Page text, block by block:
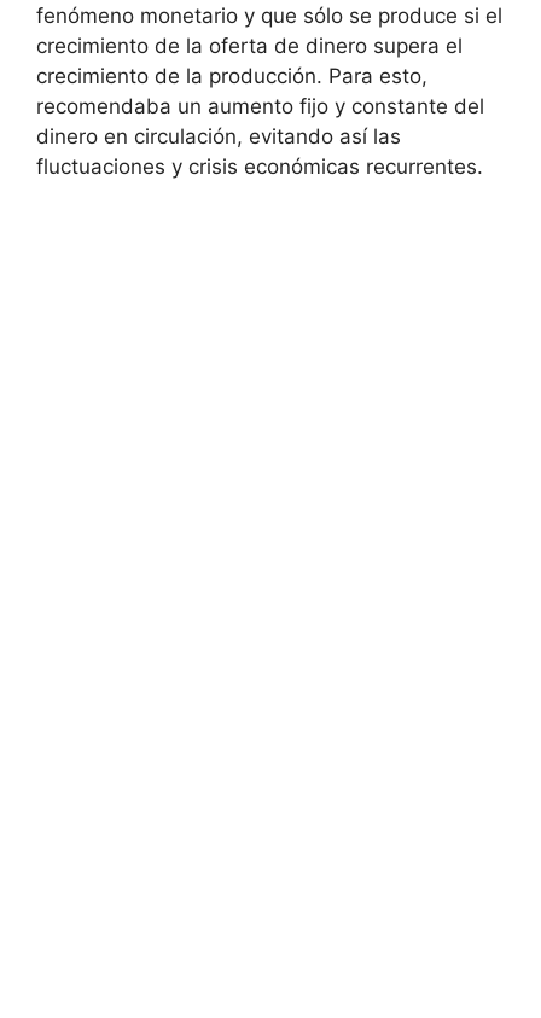
fenómeno monetario y que sólo se produce si el
crecimiento de la oferta de dinero supera el
crecimiento de la producción. Para esto,
recomendaba un aumento fijo y constante del
dinero en circulación, evitando así las
fluctuaciones y crisis económicas recurrentes.